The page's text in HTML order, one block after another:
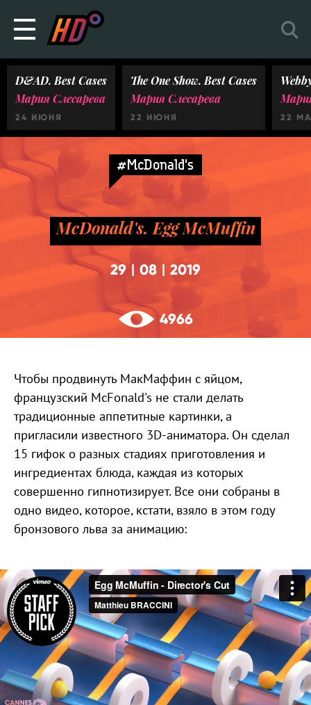
D&AD. Best Cases
Мария Слесарева
24 ИЮНЯ
The One Show. Best Cases
Мария Слесарева
22 ИЮНЯ 22
#McDonald's
McDonald's. Egg McMuffin
29 08 2019
4966
Чтобы продвинуть МакМаффин с яйцом,
французский McFonald's не стали делать
традиционные аппетитные картинки, а
пригласили известного 3D-аниматора. Он сделал
15 гифок о разных стадиях приготовления и
ингредиентах блюда, каждая из которых
совершенно гипнотизирует. Все они собраны в
одно видео, которое, кстати, взяло в этом году
бронзового льва за анимацию: